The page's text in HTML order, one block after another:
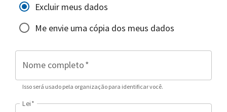
Excluir meus dados
Me envie uma cópia dos meus dados
Nome completo*
Isso será usado pela organização para identificar você.
Lei*